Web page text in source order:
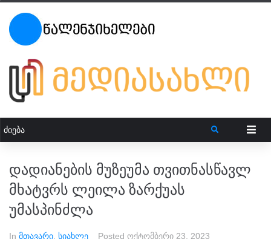
დადიანების მუზეუმა თვითნასწავლ
მხატვრს ლეილა ზარქუას
უმასპინძლა
In მთავარი სიახლე Posted ოქტომბერი 23, 2023